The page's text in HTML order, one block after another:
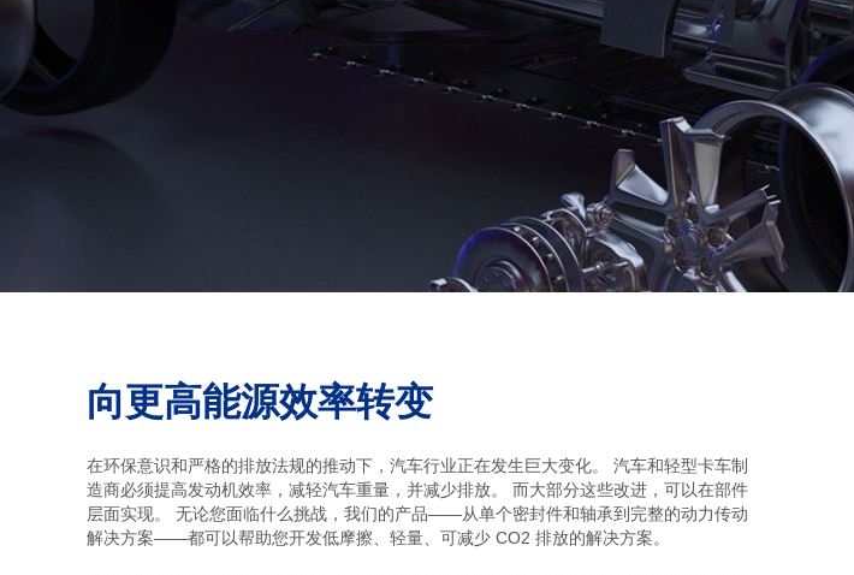
向更高能源效率转变
在环保意识和严格的排放法规的推动下，汽车行业正在发生巨大变化。 汽车和轻型卡车制
造商必须提高发动机效率，减轻汽车重量，并减少排放。 而大部分这些改进，可以在部件
层面实现。 无论您面临什么挑战，我们的产品——从单个密封件和轴承到完整的动力传动
解决方案——都可以帮助您开发低摩擦、轻量、可减少 CO2 排放的解决方案。